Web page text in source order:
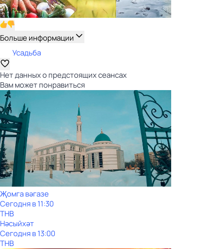
Больше информации
Усадьба
Нет данных о предстоящих сеансах
Вам может понравиться
Җомга вәгазе
Сегодня в 11:30
ТНВ
Нәсыйхәт
Сегодня в 13:00
ТНВ